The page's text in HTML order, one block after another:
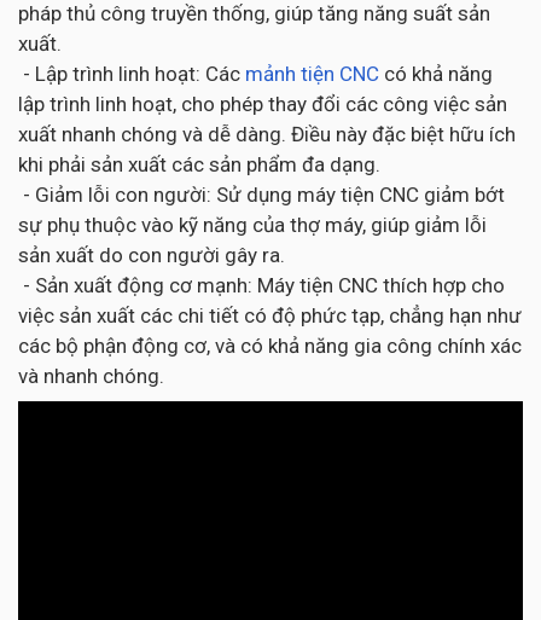
pháp thủ công truyền thống, giúp tăng năng suất sản
xuất.
- Lập trình linh hoạt: Các mảnh tiện CNC có khả năng
lập trình linh hoạt, cho phép thay đổi các công việc sản
xuất nhanh chóng và dễ dàng. Điều này đặc biệt hữu ích
khi phải sản xuất các sản phẩm đa dạng.
- Giảm lỗi con người: Sử dụng máy tiện CNC giảm bớt
sự phụ thuộc vào kỹ năng của thợ máy, giúp giảm lỗi
sản xuất do con người gây ra.
- Sản xuất động cơ mạnh: Máy tiện CNC thích hợp cho
việc sản xuất các chi tiết có độ phức tạp, chẳng hạn như
các bộ phận động cơ, và có khả năng gia công chính xác
và nhanh chóng.